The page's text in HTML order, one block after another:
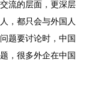
流的层面，更深层
，都只会与外国人
题要讨论时，中国
，很多外企在中国